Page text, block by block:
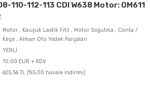
110-112-113 CDI W638 Motor: OM611
Motor , Kauçuk Lastik Fitil , Motor Soğutma , Conta /
Keçe , Alman Oto Yedek Parçaları
YERLİ
10,00 EUR + KDV
625,56 TL (%5,00 havale indirimi)